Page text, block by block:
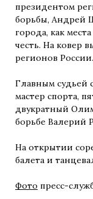
президентом
борьбы, Андрей
города, как
честь. На ковер
регионов России.
Главным судьей
мастер спорта,
двукратный
борьбе Валерий
На открытии
балета и
Фото пресс-